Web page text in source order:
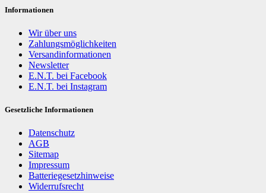
Informationen
Wir über uns
Zahlungsmöglichkeiten
Versandinformationen
Newsletter
E.N.T. bei Facebook
E.N.T. bei Instagram
Gesetzliche Informationen
Datenschutz
AGB
Sitemap
Impressum
Batteriegesetzhinweise
Widerrufsrecht